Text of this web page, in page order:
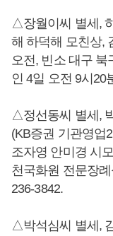
△장월이씨 별세,
해 하덕해 모친상,
오전, 빈소 대구 북
인 4일 오전 9시20
△정선동씨 별세,
(KB증권 기관영업
조자영 안미경 시
천국화원 전문장
236-3842.
△박석심씨 별세,